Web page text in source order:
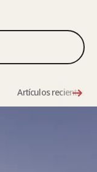
Artículos recientes